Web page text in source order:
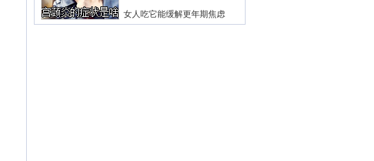
女人吃它能缓解更年期焦虑